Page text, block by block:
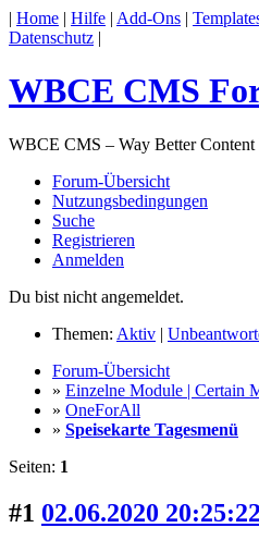
| Home | Hilfe | Add-Ons |
Datenschutz |
WBCE CMS
WBCE CMS – Way Better Content
Forum-Übersicht
Nutzungsbedingungen
Suche
Registrieren
Anmelden
Du bist nicht angemeldet.
Themen: Aktiv |
Forum-Übersicht
» Einzelne Module | Certain
» OneForAll
» Speisekarte Tagesmenü
Seiten: 1
#1 02.06.2020 20:25:22